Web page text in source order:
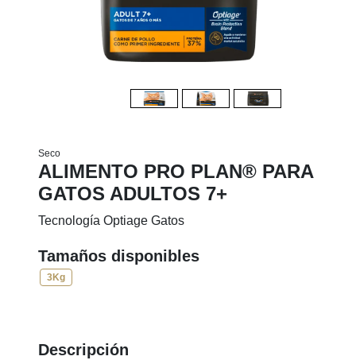
Seco
ALIMENTO PRO PLAN® PARA
GATOS ADULTOS 7+
Tecnología Optiage Gatos
Tamaños disponibles
3Kg
Descripción